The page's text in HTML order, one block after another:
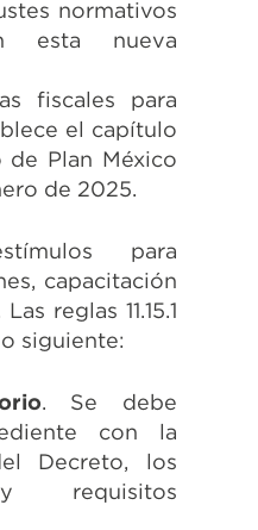
normativos
esta nueva
fiscales para
el capítulo
de Plan México
de 2025.
para
capacitación
reglas 11.15.1
siguiente:
. Se debe
con la
Decreto, los
requisitos